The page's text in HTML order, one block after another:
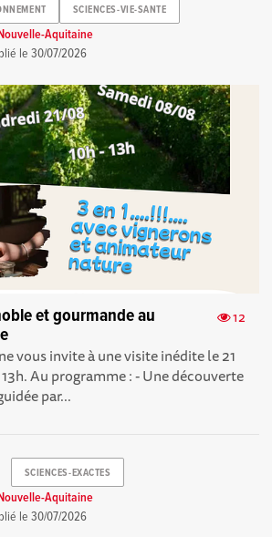
SCIENCES-VIE-SANTE
Aquitaine
le30/07/2026
12
et gourmande au
vous invite à une visite inédite le 21
Au programme : - Une découverte
par...
SCIENCES-EXACTES
Aquitaine
le30/07/2026